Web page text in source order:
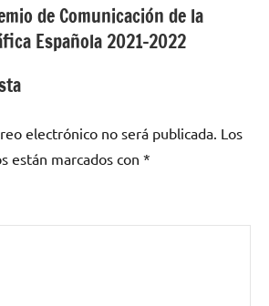
de Comunicación de la
Española 2021-2022
electrónico no será publicada. Los
están marcados con *